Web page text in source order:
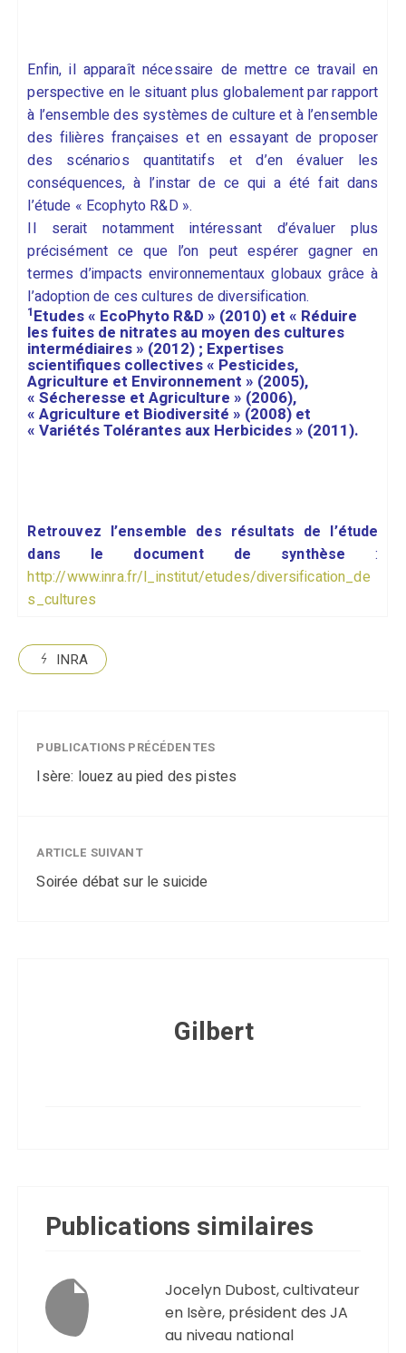
Enfin, il apparaît nécessaire de mettre ce travail en
perspective en le situant plus globalement par rapport
à l’ensemble des systèmes de culture et à l’ensemble
des filières françaises et en essayant de proposer
des scénarios quantitatifs et d’en évaluer les
conséquences, à l’instar de ce qui a été fait dans
l’étude « Ecophyto R&D ».
Il serait notamment intéressant d’évaluer plus
précisément ce que l’on peut espérer gagner en
termes d’impacts environnementaux globaux grâce à
l’adoption de ces cultures de diversification.
1Etudes « EcoPhyto R&D » (2010) et « Réduire
les fuites de nitrates au moyen des cultures
intermédiaires » (2012) ; Expertises
scientifiques collectives « Pesticides,
Agriculture et Environnement » (2005),
« Sécheresse et Agriculture » (2006),
« Agriculture et Biodiversité » (2008) et
« Variétés Tolérantes aux Herbicides » (2011).
Retrouvez l’ensemble des résultats de l’étude
dans le document de synthèse :
http://www.inra.fr/l_institut/etudes/diversification_de
s_cultures
INRA
PUBLICATIONS PRÉCÉDENTES
Isère: louez au pied des pistes
ARTICLE SUIVANT
Soirée débat sur le suicide
Gilbert
Publications similaires
Jocelyn Dubost, cultivateur
en Isère, président des JA
au niveau national